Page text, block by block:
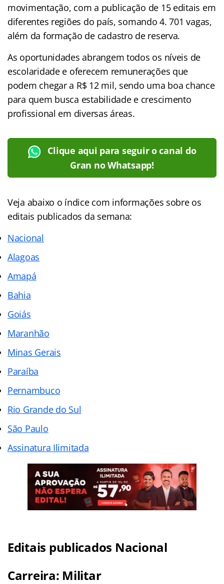
movimentação, com a publicação de 15 editais em
diferentes regiões do país, somando 4. 701 vagas,
além da formação de cadastro de reserva.
As oportunidades abrangem todos os níveis de
escolaridade e oferecem remunerações que
podem chegar a R$ 12 mil, sendo uma boa chance
para quem busca estabilidade e crescimento
profissional em diversas áreas.
Clique aqui para seguir o canal do
Gran no Whatsapp!
Veja abaixo o índicecom informações sobre os
editais publicados da semana:
Nacional
Alagoas
Amapá
Bahia
Goiás
Maranhão
Minas Gerais
Paraíba
Pernambuco
Rio Grande do Sul
São Paulo
Assinatura Ilimitada
Editais publicados Nacional
Carreira: Militar